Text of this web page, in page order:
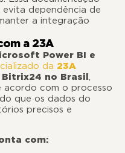
dependência de
a integração
a 23A
Power BI e
da 23A
no Brasil,
acordo com o processo
que os dados do
precisos e
com: